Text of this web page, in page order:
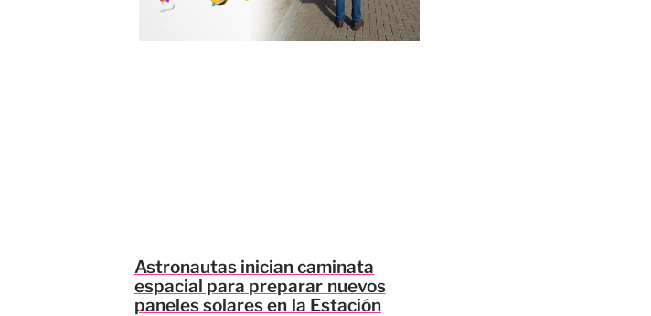
Astronautas inician caminata
espacial para preparar nuevos
paneles solares en la Estación